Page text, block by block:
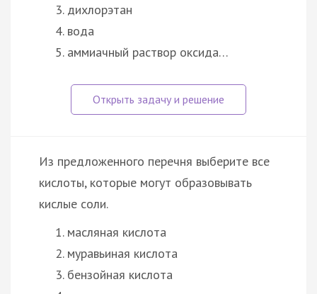
дихлорэтан
вода
аммиачный раствор оксида…
Из предложенного перечня выберите все
кислоты, которые могут образовывать
кислые соли.
масляная кислота
муравьиная кислота
бензойная кислота